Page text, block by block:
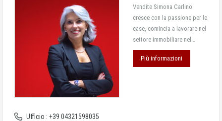
Ufficio : +39 04321598035
Vendite Simona Carlino
cresce con la passione per le
case, comincia a lavorare nel
settore immobiliare nel…
Più informazioni